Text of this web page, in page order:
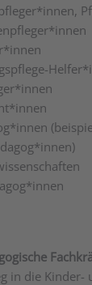
in die Kinder-